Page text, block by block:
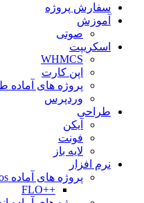
سفارش پروژه
آموزش
صوتی
اسکریپت
WHMCS
اپن کارت
پروژه های
وردپرس
طراحی
آیکن
فونت
لایه باز
نرم افزار
پروژه های آماده ios
++FLO